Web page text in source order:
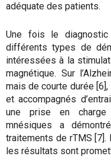
adéquate des patients.
Une fois le
différents types de
intéressées à la
magnétique. Sur
mais de courte durée
et accompagnés
une prise en charge
mnésiques a
traitements de rTMS [7].
les résultats sont